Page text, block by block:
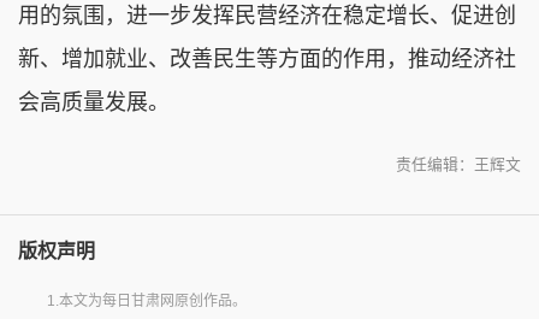
用的氛围，进一步发挥民营经济在稳定增长、促进创
新、增加就业、改善民生等方面的作用，推动经济社
会高质量发展。
责任编辑：王辉文
版权声明
1.本文为每日甘肃网原创作品。